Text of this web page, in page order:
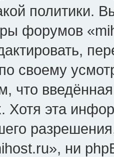
политики.
форумов
своему
что
Хотя эта
ни